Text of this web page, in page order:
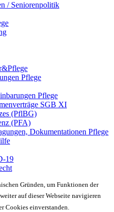
/ Seniorenpolitik
Pflege
Pflege
SGB XI
(PflBG)
(PFA)
Dokumentationen Pflege
19
Gründen, um Funktionen der
auf dieser Webseite navigieren
Cookies einverstanden.